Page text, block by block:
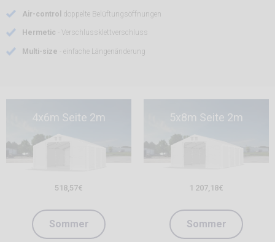
Air-control doppelte Belüftungsöffnungen
Hermetic - Verschlussklettverschluss
Multi-size - einfache Längenänderung
4x6m Seite 2m
518,57€
Sommer
5x8m Seite 2m
1 207,18€
Sommer